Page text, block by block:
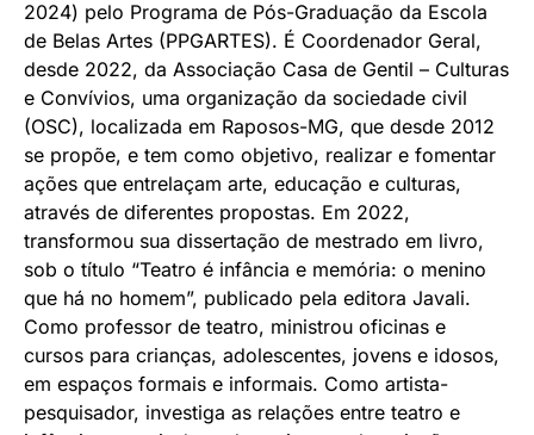
2024) pelo Programa de Pós-Graduação da Escola
de Belas Artes (PPGARTES). É Coordenador Geral,
desde 2022, da Associação Casa de Gentil – Culturas
e Convívios, uma organização da sociedade civil
(OSC), localizada em Raposos-MG, que desde 2012
se propõe, e tem como objetivo, realizar e fomentar
ações que entrelaçam arte, educação e culturas,
através de diferentes propostas. Em 2022,
transformou sua dissertação de mestrado em livro,
sob o título “Teatro é infância e memória: o menino
que há no homem”, publicado pela editora Javali.
Como professor de teatro, ministrou oficinas e
cursos para crianças, adolescentes, jovens e idosos,
em espaços formais e informais. Como artista-
pesquisador, investiga as relações entre teatro e